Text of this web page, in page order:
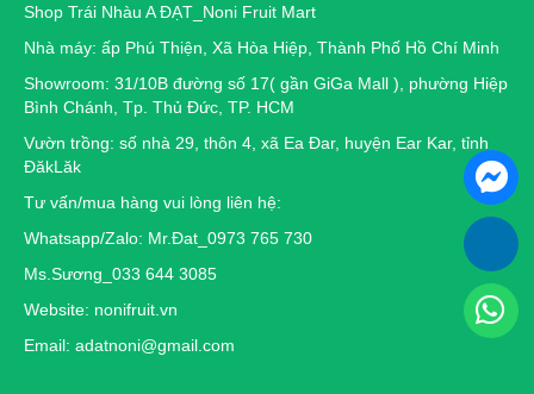
Shop Trái Nhàu A ĐẠT_Noni Fruit Mart
Nhà máy: ấp Phú Thiện, Xã Hòa Hiệp, Thành Phố Hồ Chí Minh
Showroom: 31/10B đường số 17( gần GiGa Mall ), phường Hiệp
Bình Chánh, Tp. Thủ Đức, TP. HCM
Vườn trồng: số nhà 29, thôn 4, xã Ea Đar, huyện Ear Kar, tỉnh
ĐăkLăk
Tư vấn/mua hàng vui lòng liên hệ:
Whatsapp/Zalo: Mr.Đat_0973 765 730
Ms.Sương_033 644 3085
Website: nonifruit.vn
Email: adatnoni@gmail.com